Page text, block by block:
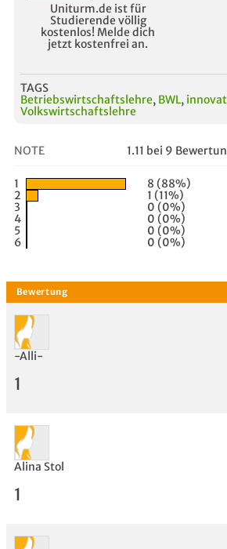
Uniturm.de ist für
Studierende völlig
kostenlos! Melde dich
jetzt kostenfrei an.
TAGS
Betriebswirtschaftslehre, BWL,
Volkswirtschaftslehre
NOTE 1.11 bei 9
1
8 (88%)
2
1 (11%)
3
0 (0%)
4
0 (0%)
5
0 (0%)
6
0 (0%)
-Alli-
1
Alina Stol
1